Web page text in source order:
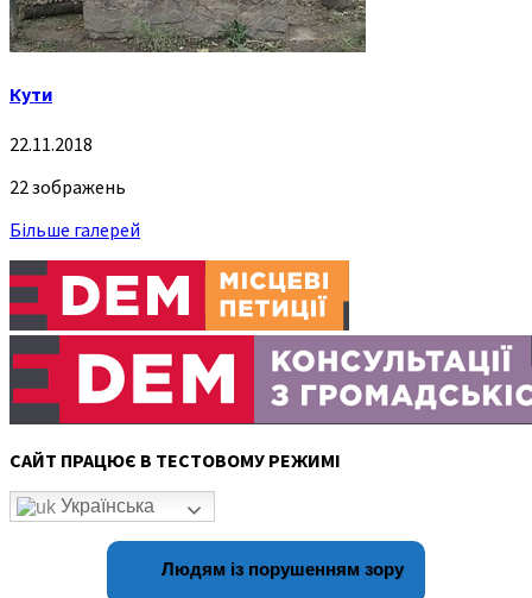
Кути
22.11.2018
22 зображень
Більше галерей
САЙТ ПРАЦЮЄ В ТЕСТОВОМУ РЕЖИМІ
Українська
Людям із порушенням зору